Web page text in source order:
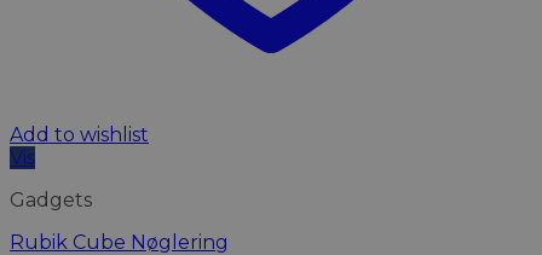
Add to wishlist
Vis
Gadgets
Rubik Cube Nøglering